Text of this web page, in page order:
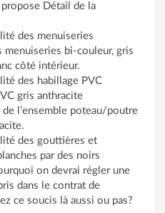
Détail de la
des menuiseries
menuiseries bi-couleur, gris
côté intérieur.
des habillage PVC
gris anthracite
l’ensemble poteau/poutre
des gouttières et
par des noirs
on devrai régler une
dans le contrat de
ce soucis là aussi ou pas?